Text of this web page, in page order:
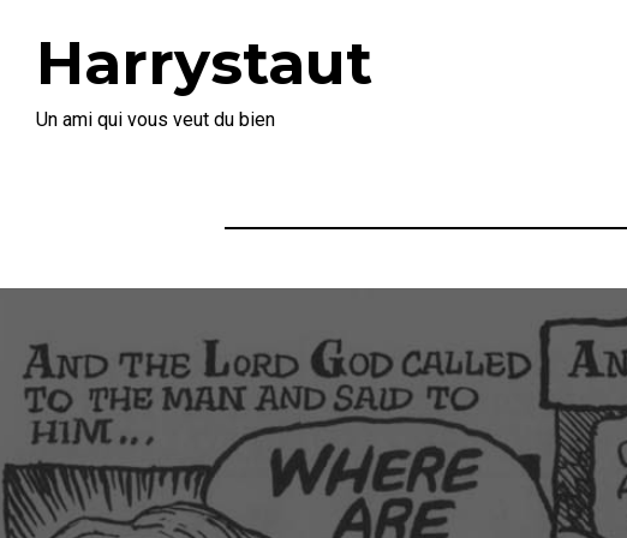
Harrystaut
Un ami qui vous veut du bien